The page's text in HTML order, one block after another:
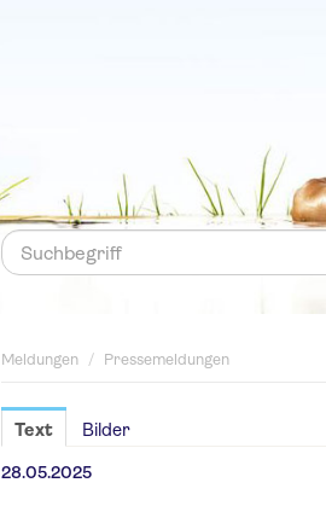
Meldungen / Pressemeldungen
Text Bilder
28.05.2025